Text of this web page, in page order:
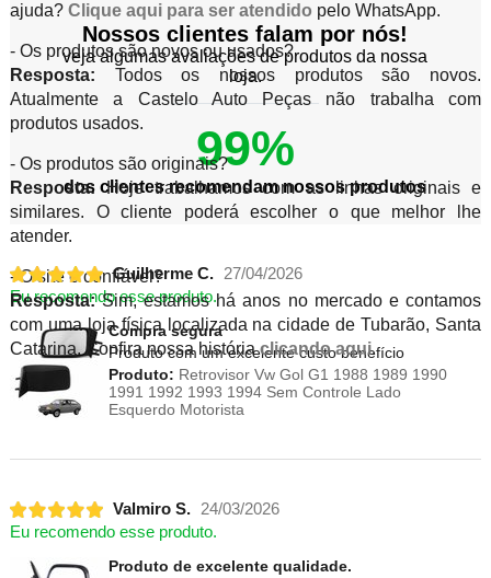
ajuda? Clique aqui para ser atendido pelo WhatsApp.
- Os produtos são novos ou usados?
Resposta: Todos os nossos produtos são novos.
Atualmente a Castelo Auto Peças não trabalha com
produtos usados.
- Os produtos são originais?
Resposta:Hoje trabalhamos com as linhas originais e
similares. O cliente poderá escolher o que melhor lhe
atender.
- O site é confiável?
Resposta:Sim, estamos há anos no mercado e contamos
com uma loja física localizada na cidade de Tubarão, Santa
Catarina. Confira nossa históriaclicando aqui.
Nossos clientes falam por nós!
veja algumas avaliações de produtos da nossa
loja.
99%
dos clientes recomendam nossos produtos
Guilherme C.
27/04/2026
Eu recomendo esse produto.
Compra segura
Produto com um excelente custo benefício
Produto: Retrovisor Vw Gol G1 1988 1989 1990
1991 1992 1993 1994 Sem Controle Lado
Esquerdo Motorista
Valmiro S.
24/03/2026
Eu recomendo esse produto.
Produto de excelente qualidade.